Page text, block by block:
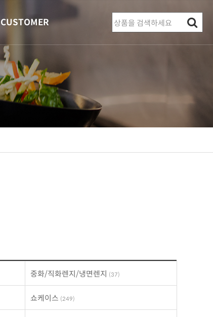
CUSTOMER
중화/직화렌지/냉면렌지 (37)
쇼케이스 (249)